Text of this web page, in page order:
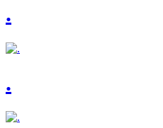
.
.